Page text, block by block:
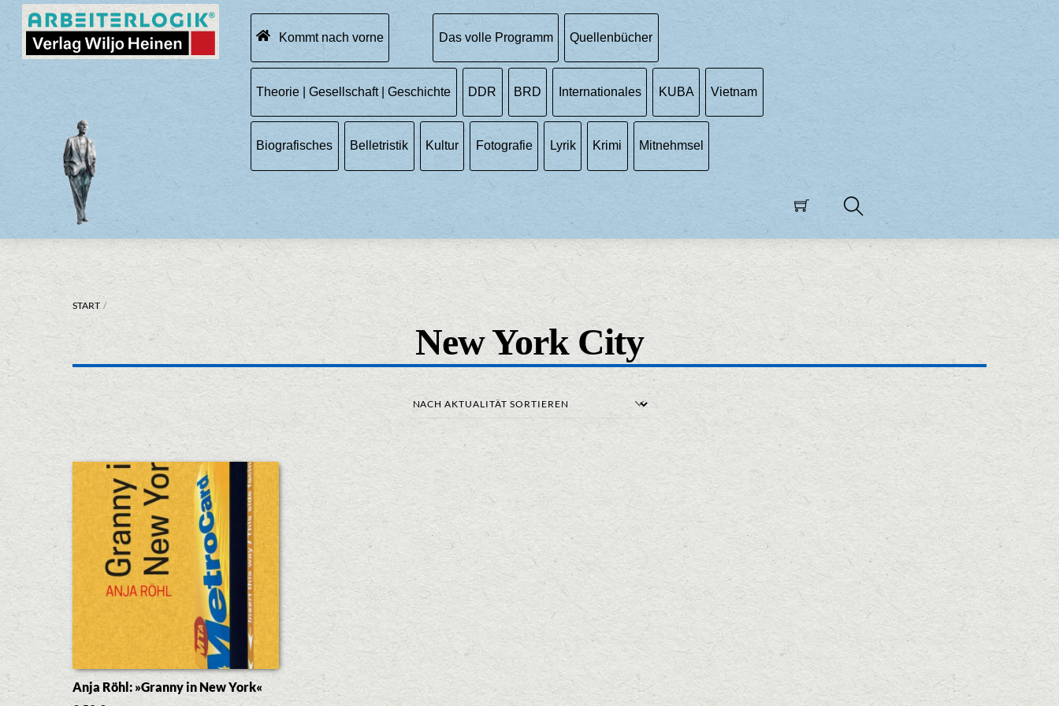
content
Menu
Search
Kommt nach vorne Das volle Programm Quellenbücher
Theorie | Gesellschaft | Geschichte DDR BRD Internationales KUBA Vietnam
Biografisches Belletristik Kultur Fotografie Lyrik Krimi Mitnehmsel
START
New York City
Anja Röhl: »Granny in New York«